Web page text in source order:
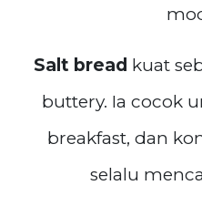
Salt bread kuat
buttery. Ia cocok
breakfast, dan
selalu